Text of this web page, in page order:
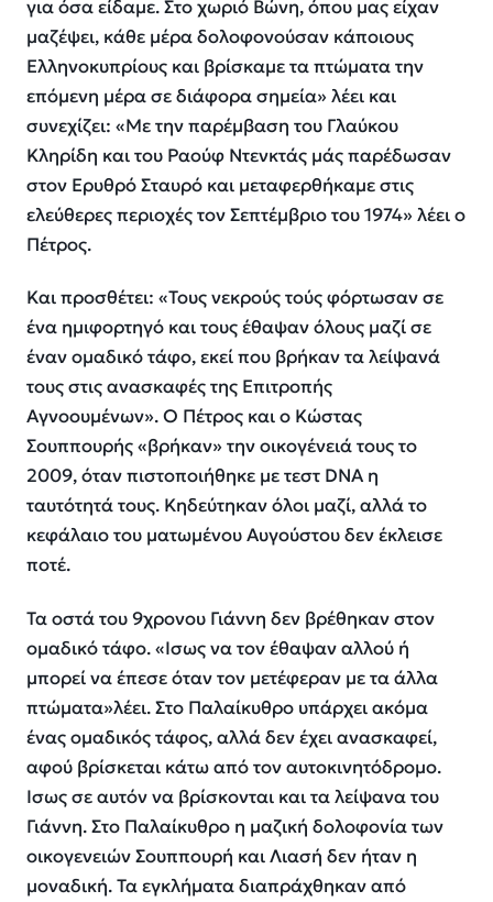
για όσα είδαμε. Στο χωριό Βώνη, όπου μας είχαν
μαζέψει, κάθε μέρα δολοφονούσαν κάποιους
Ελληνοκυπρίους και βρίσκαμε τα πτώματα την
επόμενη μέρα σε διάφορα σημεία»λέει και
συνεχίζει: «Με την παρέμβαση του Γλαύκου
Κληρίδη και του Ραούφ Ντενκτάς μάς παρέδωσαν
στον Ερυθρό Σταυρό και μεταφερθήκαμε στις
ελεύθερες περιοχές τον Σεπτέμβριο του 1974»λέει ο
Πέτρος.
Και προσθέτει: «Τους νεκρούς τούς φόρτωσαν σε
ένα ημιφορτηγό και τους έθαψαν όλους μαζί σε
έναν ομαδικό τάφο, εκεί που βρήκαν τα λείψανά
τους στις ανασκαφές της Επιτροπής
Αγνοουμένων».Ο Πέτρος και ο Κώστας
Σουππουρής «βρήκαν» την οικογένειά τους το
2009, όταν πιστοποιήθηκε με τεστ DNA η
ταυτότητά τους. Κηδεύτηκαν όλοι μαζί, αλλά το
κεφάλαιο του ματωμένου Αυγούστου δεν έκλεισε
ποτέ.
Τα οστά του 9χρονου Γιάννη δεν βρέθηκαν στον
ομαδικό τάφο.«Ισως να τον έθαψαν αλλού ή
μπορεί να έπεσε όταν τον μετέφεραν με τα άλλα
πτώματα»λέει. Στο Παλαίκυθρο υπάρχει ακόμα
ένας ομαδικός τάφος, αλλά δεν έχει ανασκαφεί,
αφού βρίσκεται κάτω από τον αυτοκινητόδρομο.
Ισως σε αυτόν να βρίσκονται και τα λείψανα του
Γιάννη. Στο Παλαίκυθρο η μαζική δολοφονία των
οικογενειών Σουππουρή και Λιασή δεν ήταν η
μοναδική. Τα εγκλήματα διαπράχθηκαν από